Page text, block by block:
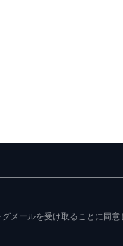
メールを受け取ることに同